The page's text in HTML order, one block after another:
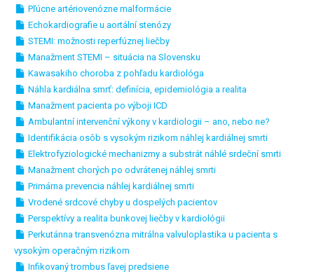
Pľúcne artériovenózne malformácie
Echokardiografie u aortální stenózy
STEMI: možnosti reperfúznej liečby
Manažment STEMI – situácia na Slovensku
Kawasakiho choroba z pohľadu kardiológa
Náhla kardiálna smrť: definícia, epidemiológia a realita
Manažment pacienta po výboji ICD
Ambulantní intervenční výkony v kardiologii – ano, nebo ne?
Identifikácia osôb s vysokým rizikom náhlej kardiálnej smrti
Elektrofyziologické mechanizmy a substrát náhlé srdeční smrti
Manažment chorých po odvrátenej náhlej smrti
Primárna prevencia náhlej kardiálnej smrti
Vrodené srdcové chyby u dospelých pacientov
Perspektívy a realita bunkovej liečby v kardiológii
Perkutánna transvenózna mitrálna valvuloplastika u pacienta s
vysokým operačným rizikom
Infikovaný trombus ľavej predsiene